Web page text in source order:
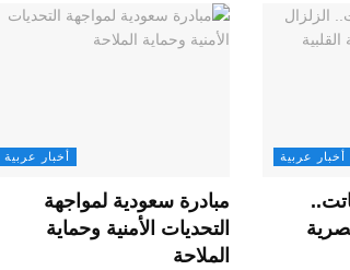
أخبار عربية أخبار عربية
مبادرة سعودية لمواجهة
التحديات الأمنية وحماية
الملاحة